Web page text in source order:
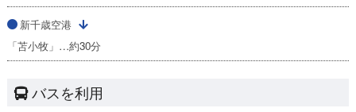
新千歳空港
「苫小牧」…約30分
バスを利用